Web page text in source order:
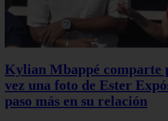
Kylian Mbappé comparte
vez una foto de Ester
paso más en su relación